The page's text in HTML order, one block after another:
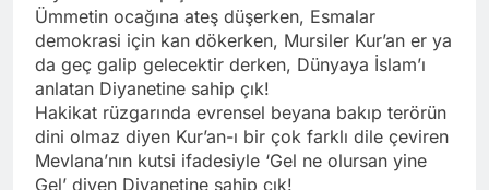
Ümmetin ocağına ateş düşerken, Esmalar
demokrasi için kan dökerken, Mursiler Kur’an er ya
da geç galip gelecektir derken, Dünyaya İslam’ı
anlatan Diyanetine sahip çık!
Hakikat rüzgarında evrensel beyana bakıp terörün
dini olmaz diyen Kur’an-ı bir çok farklı dile çeviren
Mevlana’nın kutsi ifadesiyle ‘Gel ne olursan yine
Gel’ diyen Diyanetine sahip çık!